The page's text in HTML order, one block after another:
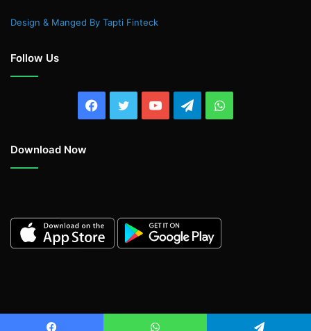
Design & Manged By Tapti Finteck
Follow Us
Facebook
TwitterYouTubeTelegramWhatsApp
Download Now